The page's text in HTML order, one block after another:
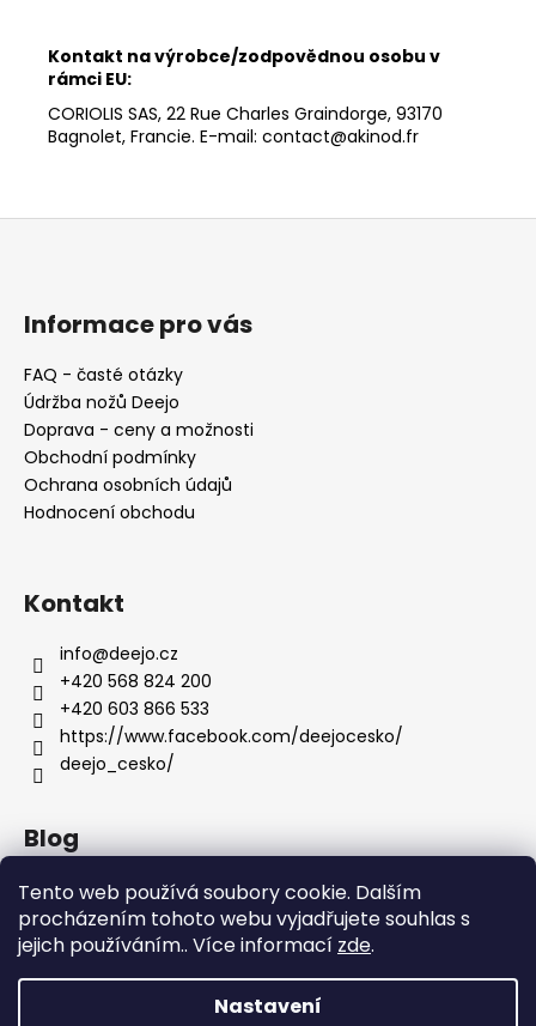
Tento web používá soubory cookie. Dalším
procházením tohoto webu vyjadřujete souhlas s
jejich používáním.. Více informací zde.
Nastavení
Kontakt na výrobce/zodpovědnou osobu v
rámci EU:
CORIOLIS SAS, 22 Rue Charles Graindorge, 93170
Bagnolet, Francie. E-mail: contact@akinod.fr
Z
Informace pro vás
FAQ - časté otázky
Údržba nožů Deejo
Doprava - ceny a možnosti
Obchodní podmínky
Ochrana osobních údajů
Hodnocení obchodu
Kontakt
info@deejo.cz
+420 568 824 200
+420 603 866 533
https://www.facebook.com/deejocesko/
deejo_cesko/
Blog
Anatomie nožů Deejo
Dárky pro ženy
Servis nožů DEEJO